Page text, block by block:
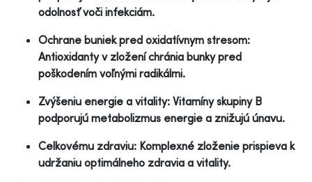
odolnosť voči infekciám.
Ochrane buniek pred oxidatívnym stresom:
Antioxidanty v zložení chránia bunky pred
poškodením voľnými radikálmi.
Zvýšeniu energie a vitality: Vitamíny skupiny B
podporujú metabolizmus energie a znižujú únavu.
Celkovému zdraviu: Komplexné zloženie prispieva k
udržaniu optimálneho zdravia a vitality.